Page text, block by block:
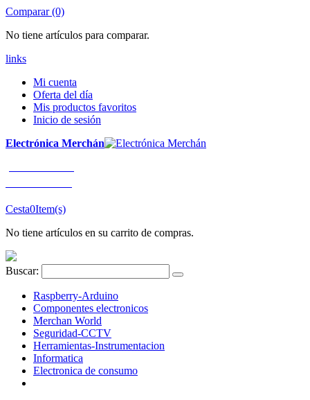
Comparar (0)
No tiene artículos para comparar.
links
Mi cuenta
Oferta del día
Mis productos favoritos
Inicio de sesión
Electrónica Merchán
Cesta0Item(s)
No tiene artículos en su carrito de compras.
Buscar:
Raspberry-Arduino
Componentes electronicos
Merchan World
Seguridad-CCTV
Herramientas-Instrumentacion
Informatica
Electronica de consumo